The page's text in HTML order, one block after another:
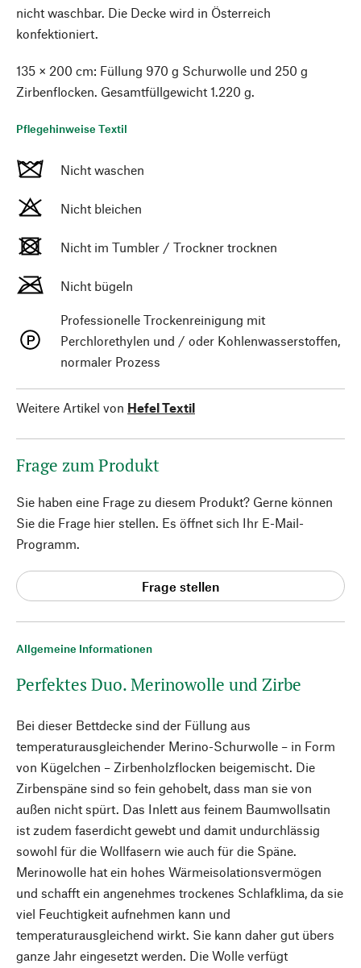
Allgemeine Informationen
Perfektes Duo. Merinowolle und Zirbe
Bei dieser Bettdecke sind der Füllung aus
temperaturausgleichender Merino-Schurwolle – in Form
von Kügelchen – Zirbenholzflocken beigemischt. Die
Zirbenspäne sind so fein gehobelt, dass man sie von
außen nicht spürt. Das Inlett aus feinem Baumwollsatin
ist zudem faserdicht gewebt und damit undurchlässig
sowohl für die Wollfasern wie auch für die Späne.
Merinowolle hat ein hohes Wärmeisolationsvermögen
und schafft ein angenehmes trockenes Schlafklima, da sie
viel Feuchtigkeit aufnehmen kann und
temperaturausgleichend wirkt. Sie kann daher gut übers
ganze Jahr eingesetzt werden. Die Wolle verfügt
nicht waschbar. Die Decke wird in Österreich
konfektioniert.
135 × 200 cm: Füllung 970 g Schurwolle und 250 g
Zirbenflocken. Gesamtfüllgewicht 1.220 g.
Pflegehinweise Textil
Nicht waschen
Nicht bleichen
Nicht im Tumbler / Trockner trocknen
Nicht bügeln
Professionelle Trockenreinigung mit
Perchlorethylen und / oder Kohlenwasserstoffen,
normaler Prozess
Weitere Artikel von Hefel Textil
Frage zum Produkt
Sie haben eine Frage zu diesem Produkt? Gerne können
Sie die Frage hier stellen. Es öffnet sich Ihr E-Mail-
Programm.
Frage stellen